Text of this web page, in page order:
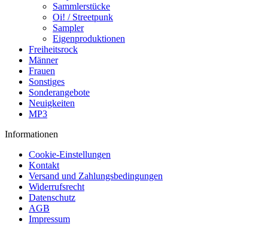
Sammlerstücke
Oi! / Streetpunk
Sampler
Eigenproduktionen
Freiheitsrock
Männer
Frauen
Sonstiges
Sonderangebote
Neuigkeiten
MP3
Informationen
Cookie-Einstellungen
Kontakt
Versand und Zahlungsbedingungen
Widerrufsrecht
Datenschutz
AGB
Impressum